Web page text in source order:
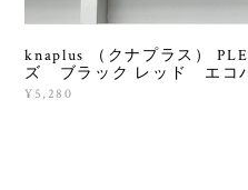
knaplus （クナプラス）
ズ ブラック レッド エコ
¥5,280